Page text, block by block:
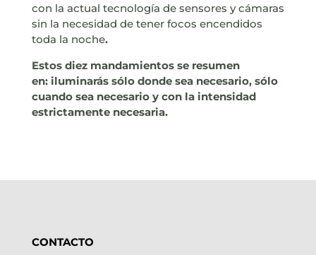
con la actual tecnología de sensores y cámaras
sin la necesidad de tener focos encendidos
toda la noche.
Estos diez mandamientos se resumen
en: iluminarás sólo donde sea necesario, sólo
cuando sea necesario y con la intensidad
estrictamente necesaria.
CONTACTO